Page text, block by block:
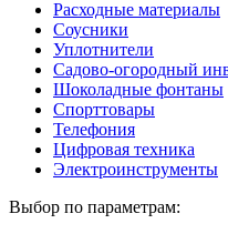
Расходные материалы
Соусники
Уплотнители
Садово-огородный
Шоколадные фонтаны
Спорттовары
Телефония
Цифровая техника
Электроинструменты
Выбор по параметрам: